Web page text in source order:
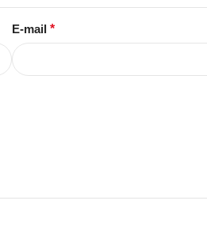
E-mail *